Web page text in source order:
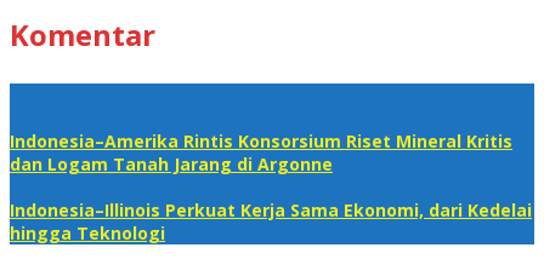
Komentar
Indonesia–Amerika Rintis Konsorsium Riset Mineral Kritis
dan Logam Tanah Jarang di Argonne
Indonesia–Illinois Perkuat Kerja Sama Ekonomi, dari Kedelai
hingga Teknologi